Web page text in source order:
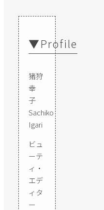
▼Profile
猪狩
幸
子
Sachiko
Igari
ビュ
ーテ
ィ・
エデ
ィタ
ー